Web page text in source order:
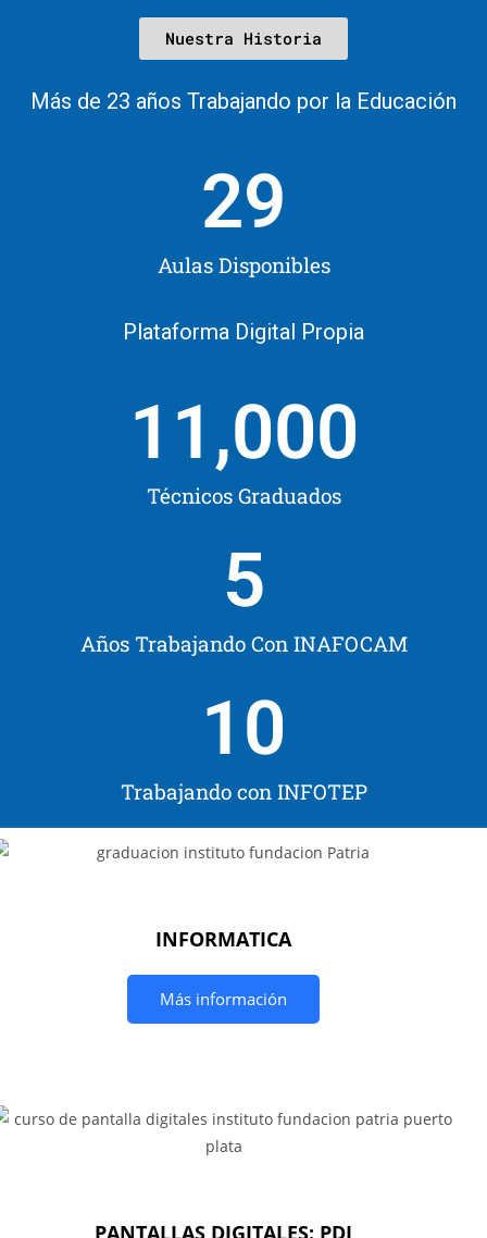
Nuestra Historia
Más de 23 años Trabajando por la Educación
Aulas Disponibles
29
Plataforma Digital Propia
Técnicos Graduados
11,000
Años Trabajando Con INAFOCAM
5
Trabajando con INFOTEP
10
INFORMATICA
Más información
PANTALLAS DIGITALES: PDI